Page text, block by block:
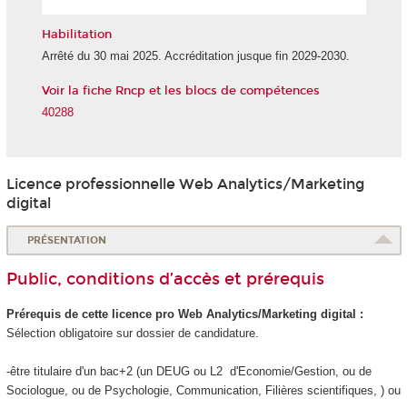
Habilitation
Arrêté du 30 mai 2025. Accréditation jusque fin 2029-2030.
Voir la fiche Rncp et les blocs de compétences
40288
Licence professionnelle Web Analytics/Marketing
digital
PRÉSENTATION
Public, conditions d’accès et prérequis
Prérequis de cette licence pro Web Analytics/Marketing digital :
Sélection obligatoire sur dossier de candidature.
-être titulaire d'un bac+2 (un DEUG ou L2 d'Economie/Gestion, ou de
Sociologue, ou de Psychologie, Communication, Filières scientifiques, ) ou